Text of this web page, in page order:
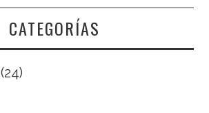
CATEGORÍAS
(24)